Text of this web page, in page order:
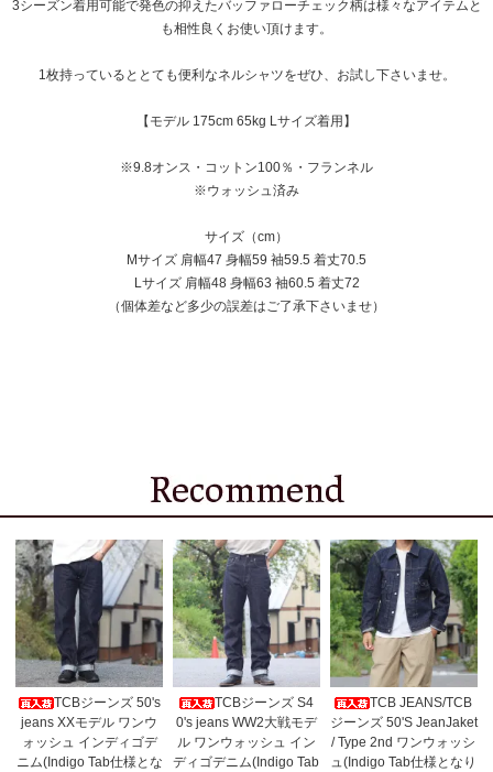
3シーズン着用可能で発色の抑えたバッファローチェック柄は様々なアイテムと
も相性良くお使い頂けます。
1枚持っているととても便利なネルシャツをぜひ、お試し下さいませ。
【モデル 175cm 65kg Lサイズ着用】
※9.8オンス・コットン100％・フランネル
※ウォッシュ済み
サイズ（cm）
Mサイズ 肩幅47 身幅59 袖59.5 着丈70.5
Lサイズ 肩幅48 身幅63 袖60.5 着丈72
（個体差など多少の誤差はご了承下さいませ）
TCBジーンズ 50's
jeans XXモデル ワンウ
ォッシュ インディゴデ
ニム(Indigo Tab仕様とな
TCBジーンズ S4
0's jeans WW2大戦モデ
ル ワンウォッシュ イン
ディゴデニム(Indigo Tab
TCB JEANS/TCB
ジーンズ 50'S JeanJaket
/ Type 2nd ワンウォッシ
ュ(Indigo Tab仕様となり